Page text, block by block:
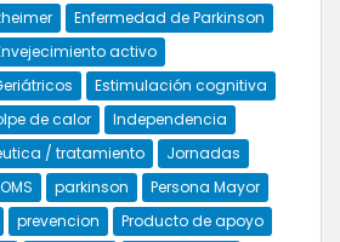
Enfermedad de Parkinson
activo
Estimulación cognitiva
de calor
Independencia
/ tratamiento
Jornadas
OMS parkinson
Persona Mayor
prevencion
Producto de apoyo